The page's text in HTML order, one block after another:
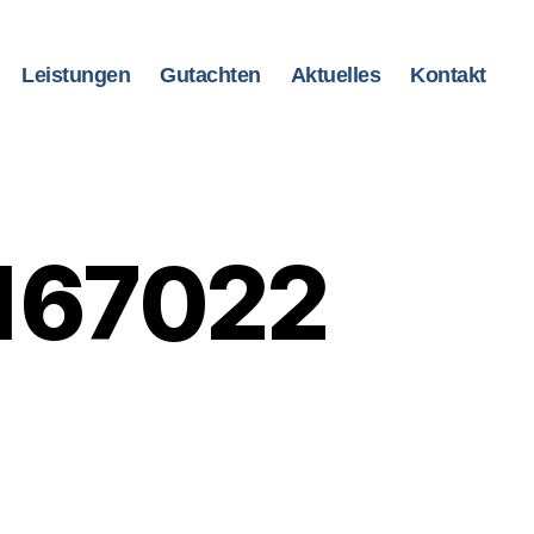
Leistungen Gutachten Aktuelles Kontakt